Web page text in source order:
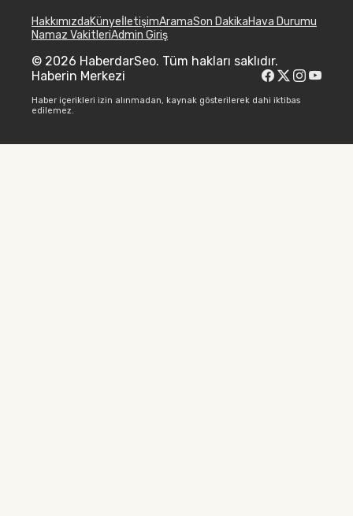
HakkımızdaKünyeİletişimAramaSon DakikaHava Durumu
Namaz VakitleriAdmin Giriş
© 2026 HaberdarSeo. Tüm hakları saklıdır.
Haberin Merkezi
Haber içerikleri izin alınmadan, kaynak gösterilerek dahi iktibas
edilemez.